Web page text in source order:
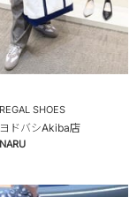
REGAL SHOES
ヨドバシAkiba店
NARU